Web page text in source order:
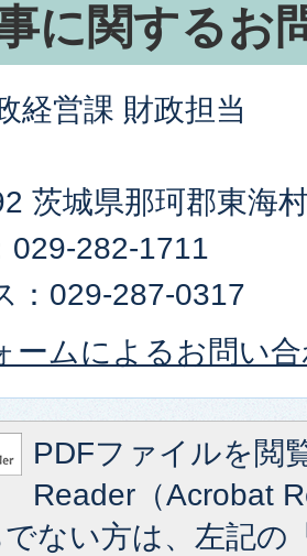
に関するお
経営課 財政担当
茨城県那珂郡東海
029-282-1711
：029-287-0317
ームによるお問い
PDFファイルを閲
Reader（Acrobat
ない方は、左記の